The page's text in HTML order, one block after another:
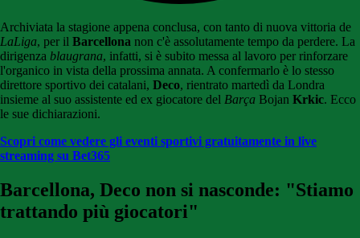
Archiviata la stagione appena conclusa, con tanto di nuova vittoria de
LaLiga, per il Barcellona non c'è assolutamente tempo da perdere. La
dirigenza blaugrana, infatti, si è subito messa al lavoro per rinforzare
l'organico in vista della prossima annata. A confermarlo è lo stesso
direttore sportivo dei catalani, Deco, rientrato martedì da Londra
insieme al suo assistente ed ex giocatore del Barça Bojan Krkic. Ecco
le sue dichiarazioni.
Scopri come vedere gli eventi sportivi gratuitamente in live
streaming su Bet365
Barcellona, Deco non si nasconde: "Stiamo
trattando più giocatori"